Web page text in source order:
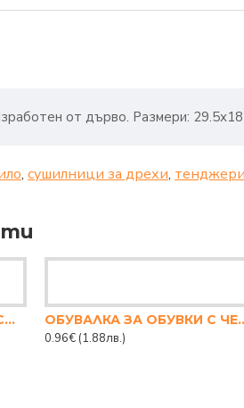
от дърво. Размери: 29.5х18
, сушилници за дрехи, тенджери
ШИШОВЕ МЕТАЛНИ 59/1.4СМ ДЕБЕЛИ
ОБУВАЛКА
0.96€ (1.88лв.)